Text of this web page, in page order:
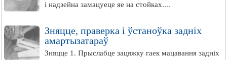
і надзейна замацуеце яе на стойках....
Зняцце, праверка і ўстаноўка задніх
амартызатараў
Зняцце 1. Прыслабце зацяжку гаек мацавання задніх